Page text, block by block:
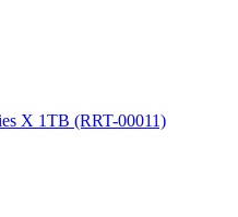
X 1TB (RRT-00011)